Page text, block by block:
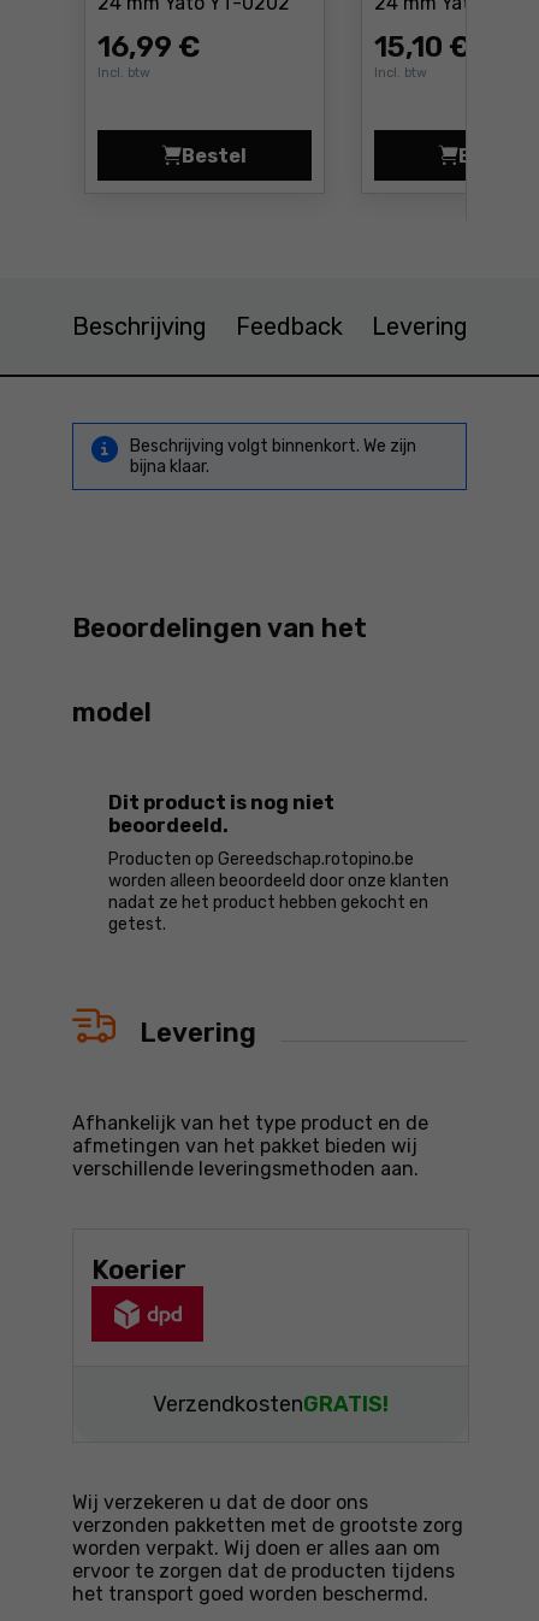
16,99 €
Incl. btw
Bestel
Steeksleutel met ratel 24 mm
15,10 €
Incl. btw
Bestel
Beschrijving Feedback Levering
Beschrijving volgt binnenkort. We zijn
bijna klaar.
Beoordelingen van het
model
Dit product is nog niet
beoordeeld.
Producten op Gereedschap.rotopino.be
worden alleen beoordeeld door onze klanten
nadat ze het product hebben gekocht en
getest.
Levering
Afhankelijk van het type product en de
afmetingen van het pakket bieden wij
verschillende leveringsmethoden aan.
Koerier
VerzendkostenGRATIS!
Wij verzekeren u dat de door ons
verzonden pakketten met de grootste zorg
worden verpakt. Wij doen er alles aan om
ervoor te zorgen dat de producten tijdens
het transport goed worden beschermd.